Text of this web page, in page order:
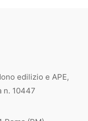
edilizio e APE,
n. 10447